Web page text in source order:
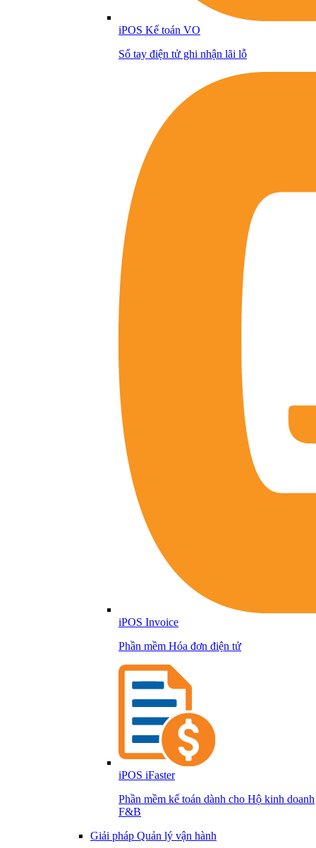
iPOS Kế toán VO
Sổ tay điện tử ghi nhận lãi lỗ
iPOS Invoice
Phần mềm Hóa đơn điện tử
iPOS iFaster
Phần mềm kế toán dành cho Hộ kinh doanh
F&B
Giải pháp Quản lý vận hành